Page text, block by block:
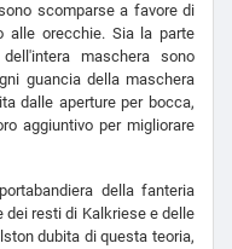
scomparse a favore di
alle orecchie. Sia la parte
maschera sono
guancia della maschera
dalle aperture per bocca,
aggiuntivo per migliorare
della fanteria
resti di Kalkriese e delle
dubita di questa teoria,